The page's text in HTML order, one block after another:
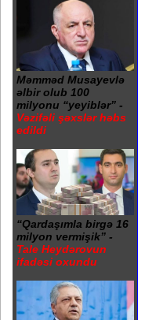
Məmməd Musayevlə
əlbir olub 100
milyonu “yeyiblər” -
Vəzifəli şəxslər həbs
edildi
“Qardaşımla birgə 16
milyon vermişik” -
Tale Heydərovun
ifadəsi oxundu